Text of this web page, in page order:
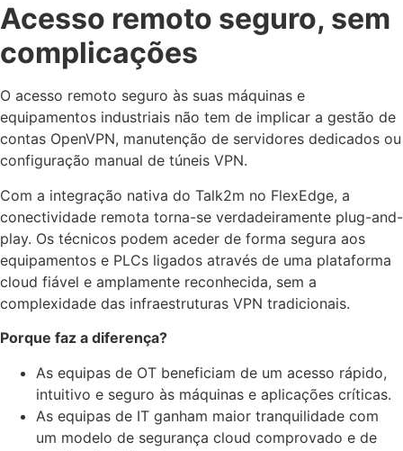
Acesso remoto seguro, sem
complicações
O acesso remoto seguro às suas máquinas e
equipamentos industriais não tem de implicar a gestão de
contas OpenVPN, manutenção de servidores dedicados ou
configuração manual de túneis VPN.
Com a integração nativa do Talk2m no FlexEdge, a
conectividade remota torna-se verdadeiramente plug-and-
play. Os técnicos podem aceder de forma segura aos
equipamentos e PLCs ligados através de uma plataforma
cloud fiável e amplamente reconhecida, sem a
complexidade das infraestruturas VPN tradicionais.
Porque faz a diferença?
As equipas de OT beneficiam de um acesso rápido,
intuitivo e seguro às máquinas e aplicações críticas.
As equipas de IT ganham maior tranquilidade com
um modelo de segurança cloud comprovado e de